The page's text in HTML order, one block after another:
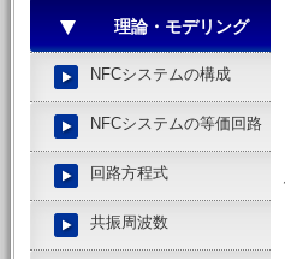
理論・モデリング
NFCシステムの構成
NFCシステムの等価回路
回路方程式
共振周波数